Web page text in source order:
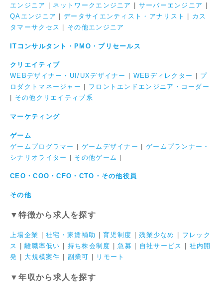
エンジニア
ネットワークエンジニア サーバーエンジニア
QAエンジニア
|データサイエンティスト・アナリスト
カス
タマーサクセス
その他エンジニア
ITコンサルタント・PMO・プリセールス
クリエイティブ
WEBデザイナー・UI/UXデザイナー
WEBディレクター
プ
ロダクトマネージャー
フロントエンドエンジニア・コーダー
その他クリエイティブ系
マーケティング
ゲーム
ゲームプログラマー | ゲームデザイナー | ゲームプランナー・
シナリオライター | その他ゲーム |
CEO・COO・CFO・CTO・その他役員
その他
▼特徴から求人を探す
上場企業 |社宅・家賃補助 |育児制度 |残業少なめ
フレック
ス
|離職率低い 持ち株会制度 |急募 自社サービス
社内開
発
大規模案件 副業可 リモート
▼年収から求人を探す